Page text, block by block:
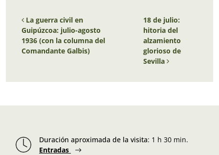
Navegación de entradas
La guerra civil en
Guipúzcoa: julio-agosto
1936 (con la columna del
Comandante Galbis)
18 de julio:
hitoria del
alzamiento
glorioso de
Sevilla
Duración aproximada de la visita: 1 h 30 min.
Entradas